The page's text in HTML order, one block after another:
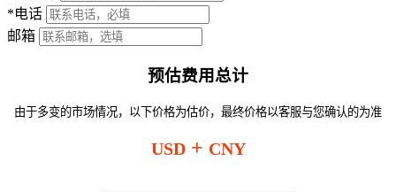
*电话
邮箱
预估费用总计
由于多变的市场情况，以下价格为估价，最终价格以客服与您确认的为准
USD+ CNY